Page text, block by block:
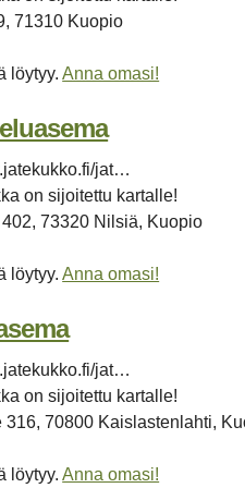
71310 Kuopio
löytyy.Anna omasi!
jat…
on sijoitettu kartalle!
73320 Nilsiä, Kuopio
löytyy.Anna omasi!
jat…
on sijoitettu kartalle!
316, 70800 Kaislastenlahti,
löytyy.Anna omasi!